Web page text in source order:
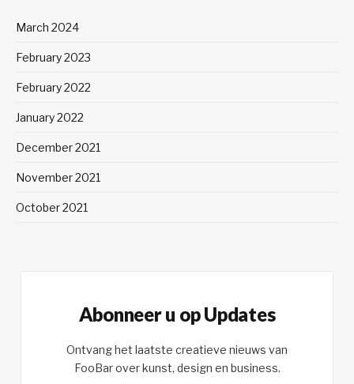
March 2024
February 2023
February 2022
January 2022
December 2021
November 2021
October 2021
Abonneer u op Updates
Ontvang het laatste creatieve nieuws van
FooBar over kunst, design en business.